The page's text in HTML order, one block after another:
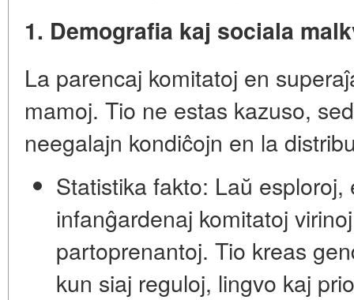
1. Demografia kaj sociala
La parencaj komitatoj en
mamoj. Tio ne estas kazuso,
neegalajn kondiĉojn en la
Statistika fakto: Laŭ esploroj,
infanĝardenaj komitatoj
partoprenantoj. Tio kreas
kun siaj reguloj, lingvo kaj